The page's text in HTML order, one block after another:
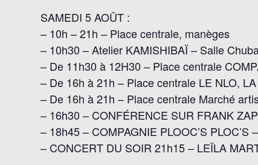
SAMEDI 5 AOÛT :
– 10h – 21h – Place centrale, manèges
– 10h30 – Atelier KAMISHIBAÏ – Salle
– De 11h30 à 12H30 – Place centrale
– De 16h à 21h – Place centrale LE NLO,
– De 16h à 21h – Place centrale Marché
– 16h30 – CONFÉRENCE SUR FRANK
– 18h45 – COMPAGNIE PLOOC’S
– CONCERT DU SOIR 21h15 – LEÏLA